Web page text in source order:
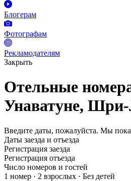
Блогерам
Фотографам
Рекламодателям
Закрыть
Отельные
Унаватуне,
Введите даты, пожалуйста. Мы
Даты заезда и отъезда
Регистрация заезда
Регистрация отъезда
Число номеров и гостей
1 номер · 2 взрослых · Без детей